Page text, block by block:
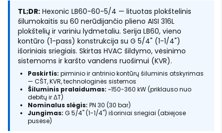
TL;DR: Hexonic LB60-60-5/4 — lituotas plokštelinis
šilumokaitis su 60 nerūdijančio plieno AISI 316L
plokštelių ir variniu lydmetaliu. Serija LB60, vieno
kontūro (1-pass) konstrukcija su G 5/4" (1-1/4")
išoriniais sriegiais. Skirtas HVAC šildymo, vėsinimo
sistemoms ir karšto vandens ruošimui (KVR).
Paskirtis: pirminio ir antrinio kontūrų šiluminis atskyrimas
— CŠT, KVR, technologinės sistemos
Šiluminis pralaidumas: ~150-360 kW (priklauso nuo
debitų ir ΔT)
Nominalus slėgis: PN 30 (30 bar)
Jungimas: G 5/4" (1-1/4") išoriniai sriegiai (abiejose
pusėse)